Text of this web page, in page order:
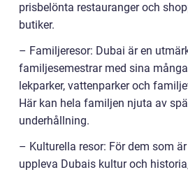
prisbelönta restauranger och
butiker.
– Familjeresor: Dubai är en
familjesemestrar med sina
lekparker, vattenparker och
Här kan hela familjen njuta av
underhållning.
– Kulturella resor: För dem som
uppleva Dubais kultur och